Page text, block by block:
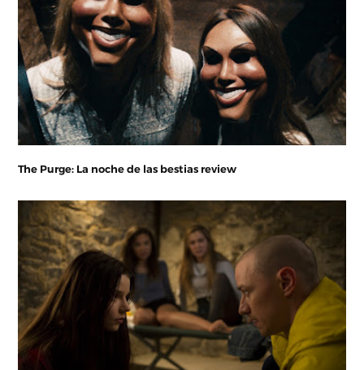
The Purge: La noche de las bestias review